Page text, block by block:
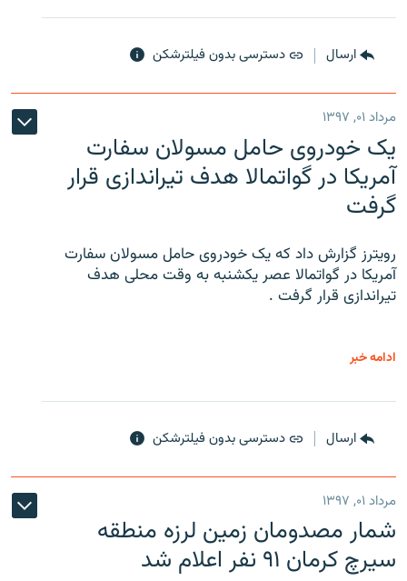
ارسال دسترسی بدون فیلترشکن
مرداد ۰۱, ۱۳۹۷
یک خودروی حامل مسولان سفارت
آمریکا در گواتمالا هدف تیراندازی قرار
گرفت
رویترز گزارش داد که یک خودروی حامل مسولان سفارت
آمریکا در گواتمالا عصر یکشنبه به وقت محلی هدف
تیراندازی قرار گرفت .
ادامه خبر
ارسال دسترسی بدون فیلترشکن
مرداد ۰۱, ۱۳۹۷
شمار مصدومان زمین لرزه منطقه
سیرچ کرمان ۹۱ نفر اعلام شد